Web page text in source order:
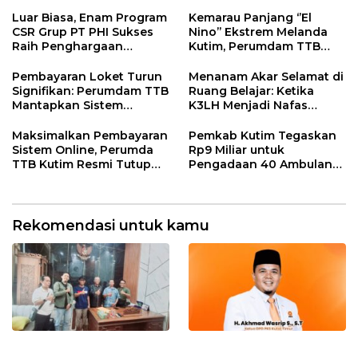
Momentum
Menyemarakkan HUT ke-
80 Bhayangkara
Luar Biasa, Enam Program
CSR Grup PT PHI Sukses
Raih Penghargaan
Kemarau Panjang ‘’El
Nino’’ Ekstrem Melanda
Kutim, Perumdam TTB
Pembayaran Loket Turun
Signifikan: Perumdam TTB
Mantapkan Sistem
Menanam Akar Selamat di
Ruang Belajar: Ketika
K3LH Menjadi Nafas
Praktik Siswa
Maksimalkan Pembayaran
Sistem Online, Perumda
TTB Kutim Resmi Tutup
Pemkab Kutim Tegaskan
Rp9 Miliar untuk
Pengadaan 40 Ambulans,
Rekomendasi untuk kamu